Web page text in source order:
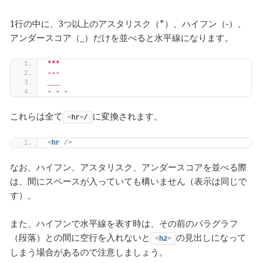
1行の中に、3つ以上のアスタリスク（*）、ハイフン（-）、
アンダースコア（_）だけを並べると水平線になります。
***
---
- - -
これらは全て <hr>/ に変換されます。
<hr />
なお、ハイフン、アスタリスク、アンダースコアを並べる際
は、間にスペースが入っていても構いません（表示は同じで
す）。
また、ハイフンで水平線を表す時は、その前のパラグラフ
（段落）との間に空行を入れないと
<h2>
の見出しになって
しまう場合があるので注意しましょう。